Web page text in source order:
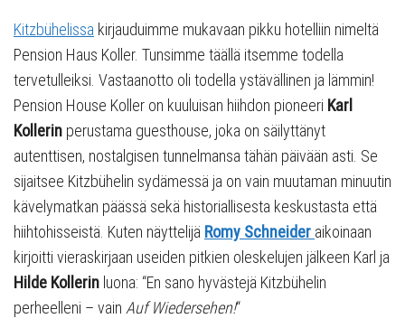
Kitzbühelissa kirjauduimme mukavaan pikku hotelliin nimeltä
Pension Haus Koller. Tunsimme täällä itsemme todella
tervetulleiksi. Vastaanotto oli todella ystävällinen ja lämmin!
Pension House Koller on kuuluisan hiihdon pioneeri Karl
Kollerin perustama guesthouse, joka on säilyttänyt
autenttisen, nostalgisen tunnelmansa tähän päivään asti. Se
sijaitsee Kitzbühelin sydämessä ja on vain muutaman minuutin
kävelymatkan päässä sekä historiallisesta keskustasta että
hiihtohisseistä. Kuten näyttelijä Romy Schneider aikoinaan
kirjoitti vieraskirjaan useiden pitkien oleskelujen jälkeen Karl ja
Hilde Kollerin luona: “En sano hyvästejä Kitzbühelin
perheelleni – vain Auf Wiedersehen!“